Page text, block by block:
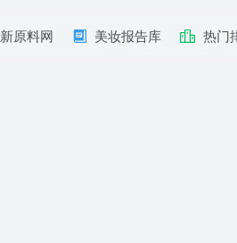
新原料网 美妆报告库 热门